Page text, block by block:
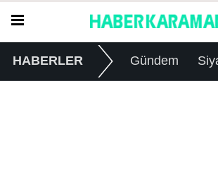
HABERLER Gündem